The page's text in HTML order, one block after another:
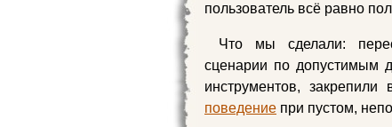
пользователь всё равно
Что мы сделали:
сценарии по допустимым
инструментов,
поведение при пустом,